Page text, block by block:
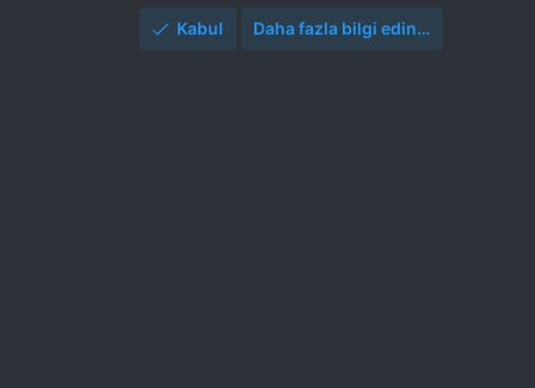
Kabul Daha fazla bilgi edin…